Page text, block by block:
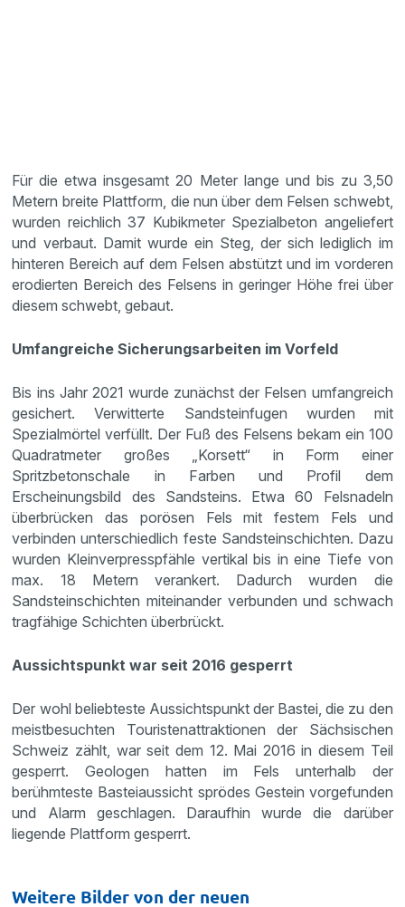
Für die etwa insgesamt 20 Meter lange und bis zu 3,50
Metern breite Plattform, die nun über dem Felsen schwebt,
wurden reichlich 37 Kubikmeter Spezialbeton angeliefert
und verbaut. Damit wurde ein Steg, der sich lediglich im
hinteren Bereich auf dem Felsen abstützt und im vorderen
erodierten Bereich des Felsens in geringer Höhe frei über
diesem schwebt, gebaut.
Umfangreiche Sicherungsarbeiten im Vorfeld
Bis ins Jahr 2021 wurde zunächst der Felsen umfangreich
gesichert. Verwitterte Sandsteinfugen wurden mit
Spezialmörtel verfüllt. Der Fuß des Felsens bekam ein 100
Quadratmeter großes „Korsett“ in Form einer
Spritzbetonschale in Farben und Profil dem
Erscheinungsbild des Sandsteins. Etwa 60 Felsnadeln
überbrücken das porösen Fels mit festem Fels und
verbinden unterschiedlich feste Sandsteinschichten. Dazu
wurden Kleinverpresspfähle vertikal bis in eine Tiefe von
max. 18 Metern verankert. Dadurch wurden die
Sandsteinschichten miteinander verbunden und schwach
tragfähige Schichten überbrückt.
Aussichtspunkt war seit 2016 gesperrt
Der wohl beliebteste Aussichtspunkt der Bastei, die zu den
meistbesuchten Touristenattraktionen der Sächsischen
Schweiz zählt, war seit dem 12. Mai 2016 in diesem Teil
gesperrt. Geologen hatten im Fels unterhalb der
berühmteste Basteiaussicht sprödes Gestein vorgefunden
und Alarm geschlagen. Daraufhin wurde die darüber
liegende Plattform gesperrt.
Weitere Bilder von der neuen